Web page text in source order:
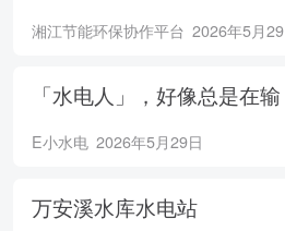
湘江节能环保协作平台 2026年5月
「水电人」，好像总是在输
E小水电 2026年5月29日
万安溪水库水电站